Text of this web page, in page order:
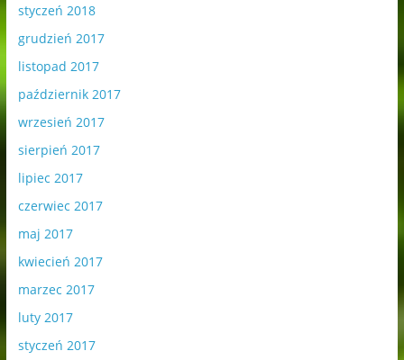
styczeń 2018
grudzień 2017
listopad 2017
październik 2017
wrzesień 2017
sierpień 2017
lipiec 2017
czerwiec 2017
maj 2017
kwiecień 2017
marzec 2017
luty 2017
styczeń 2017